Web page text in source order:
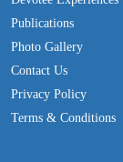
Publications
Photo Gallery
Contact Us
Privacy Policy
Terms & Conditions